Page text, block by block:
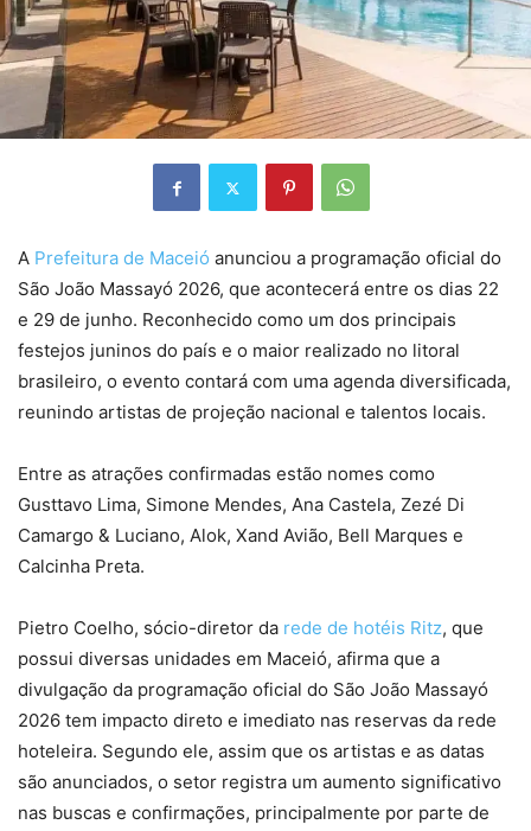
A Prefeitura de Maceió anunciou a programação oficial do
São João Massayó 2026, que acontecerá entre os dias 22
e 29 de junho. Reconhecido como um dos principais
festejos juninos do país e o maior realizado no litoral
brasileiro, o evento contará com uma agenda diversificada,
reunindo artistas de projeção nacional e talentos locais.
Entre as atrações confirmadas estão nomes como
Gusttavo Lima, Simone Mendes, Ana Castela, Zezé Di
Camargo & Luciano, Alok, Xand Avião, Bell Marques e
Calcinha Preta.
Pietro Coelho, sócio-diretor da rede de hotéis Ritz, que
possui diversas unidades em Maceió, afirma que a
divulgação da programação oficial do São João Massayó
2026 tem impacto direto e imediato nas reservas da rede
hoteleira. Segundo ele, assim que os artistas e as datas
são anunciados, o setor registra um aumento significativo
nas buscas e confirmações, principalmente por parte de